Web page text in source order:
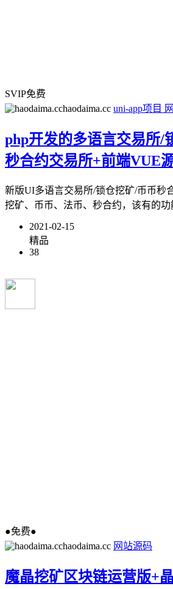
SVIP免费
haodaima.cc uni-app项目
php开发的多语言交易所/
秒合约交易所+前端VUE
新版UI多语言交易所/锁仓挖矿/币币秒
挖矿、币币、法币、秒合约，该有的功
2021-02-15
精品
38
●免费●
haodaima.cc 网站源码
魔晶挖矿区块链运营版+